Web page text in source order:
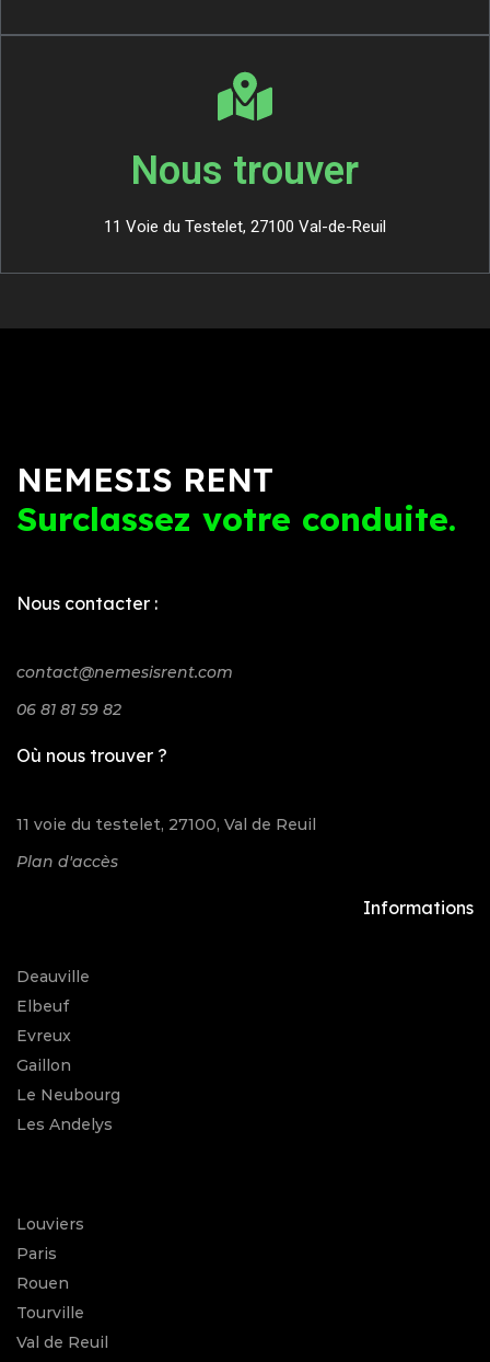
Nous trouver
11 Voie du Testelet, 27100 Val-de-Reuil
NEMESIS RENT
Surclassez votre conduite.
Nous contacter :
contact@nemesisrent.com
06 81 81 59 82
Où nous trouver ?
11 voie du testelet, 27100, Val de Reuil
Plan d'accès
Informations
Deauville
Elbeuf
Evreux
Gaillon
Le Neubourg
Les Andelys
Louviers
Paris
Rouen
Tourville
Val de Reuil